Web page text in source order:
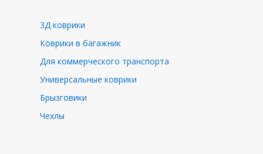
3Д коврики
Коврики в багажник
Для коммерческого транспорта
Универсальные коврики
Брызговики
Чехлы